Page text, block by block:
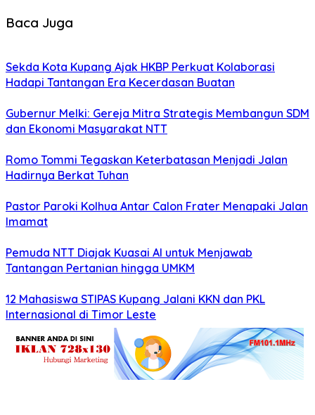
Baca Juga
Sekda Kota Kupang Ajak HKBP Perkuat Kolaborasi
Hadapi Tantangan Era Kecerdasan Buatan
Gubernur Melki: Gereja Mitra Strategis Membangun SDM
dan Ekonomi Masyarakat NTT
Romo Tommi Tegaskan Keterbatasan Menjadi Jalan
Hadirnya Berkat Tuhan
Pastor Paroki Kolhua Antar Calon Frater Menapaki Jalan
Imamat
Pemuda NTT Diajak Kuasai AI untuk Menjawab
Tantangan Pertanian hingga UMKM
12 Mahasiswa STIPAS Kupang Jalani KKN dan PKL
Internasional di Timor Leste